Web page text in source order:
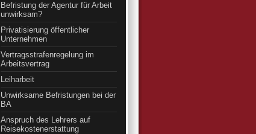
Befristung der Agentur für Arbeit
unwirksam?
Privatisierung öffentlicher
Unternehmen
Vertragsstrafenregelung im
Arbeitsvertrag
Leiharbeit
Unwirksame Befristungen bei der
BA
Anspruch des Lehrers auf
Reisekostenerstattung